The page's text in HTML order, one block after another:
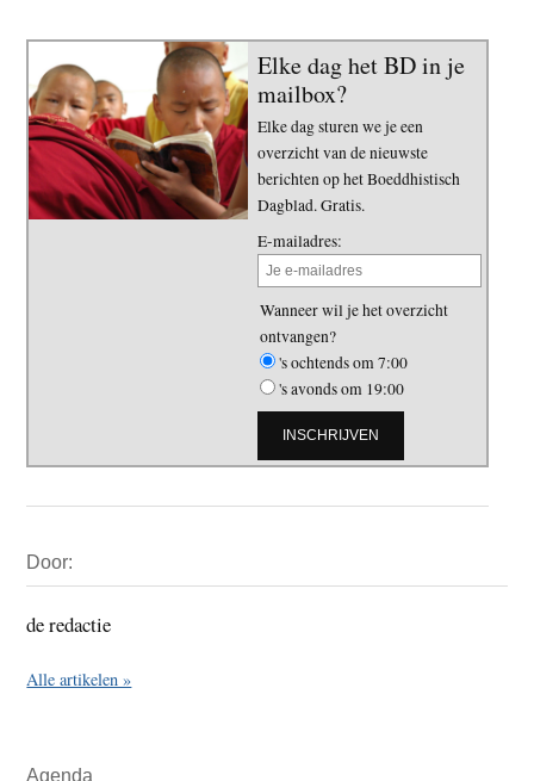
Elke dag het BD in je
mailbox?
Elke dag sturen we je een
overzicht van de nieuwste
berichten op het Boeddhistisch
Dagblad. Gratis.
E-mailadres:
Wanneer wil je het overzicht
ontvangen?
's ochtends om 7:00
's avonds om 19:00
Sidebar
Door:
de redactie
Alle artikelen »
Agenda